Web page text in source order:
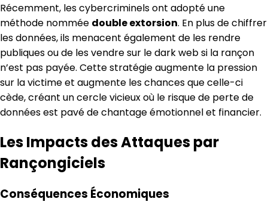
Récemment, les cybercriminels ont adopté une
méthode nommée double extorsion. En plus de chiffrer
les données, ils menacent également de les rendre
publiques ou de les vendre sur le dark web si la rançon
n’est pas payée. Cette stratégie augmente la pression
sur la victime et augmente les chances que celle-ci
cède, créant un cercle vicieux où le risque de perte de
données est pavé de chantage émotionnel et financier.
Les Impacts des Attaques par
Rançongiciels
Conséquences Économiques